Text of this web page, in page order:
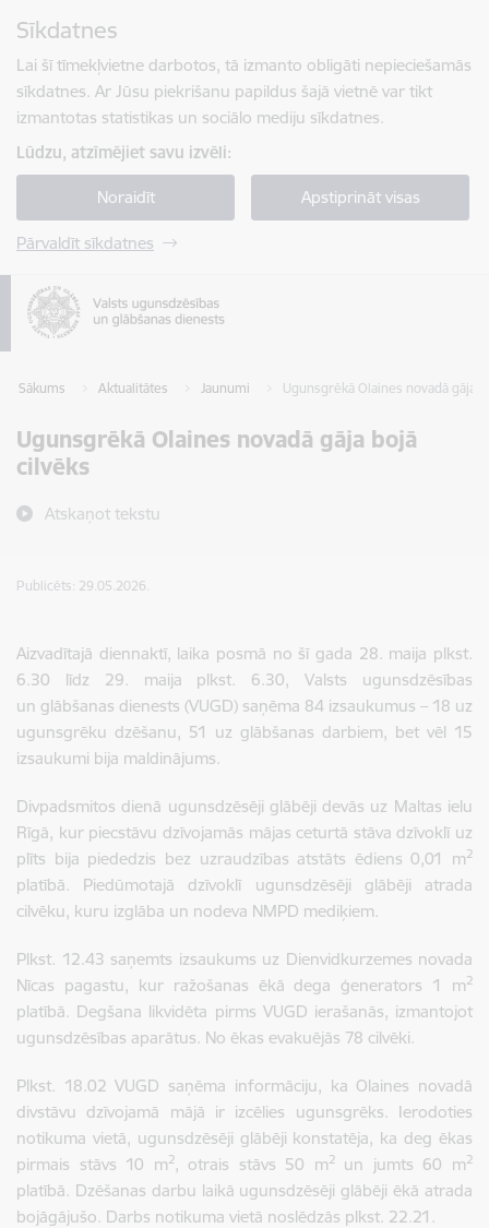
Sīkdatnes
Lai šī tīmekļvietne darbotos, tā izmanto obligāti nepieciešamās
sīkdatnes. Ar Jūsu piekrišanu papildus šajā vietnē var tikt
izmantotas statistikas un sociālo mediju sīkdatnes.
Lūdzu, atzīmējiet savu izvēli:
Noraidīt Apstiprināt visas
Pārvaldīt sīkdatnes
Sākums Aktualitātes Jaunumi Ugunsgrēkā Olaines novadā gāja
Ugunsgrēkā Olaines novadā gāja bojā
cilvēks
Atskaņot tekstu
Publicēts: 29.05.2026.
Aizvadītajā diennaktī, laika posmā no šī gada 28. maija plkst.
6.30 līdz 29. maija plkst. 6.30, Valsts ugunsdzēsības
un glābšanas dienests (VUGD) saņēma 84 izsaukumus – 18 uz
ugunsgrēku dzēšanu, 51 uz glābšanas darbiem, bet vēl 15
izsaukumi bija maldinājums.
Divpadsmitos dienā ugunsdzēsēji glābēji devās uz Maltas ielu
Rīgā, kur piecstāvu dzīvojamās mājas ceturtā stāva dzīvoklī uz
plīts bija piededzis bez uzraudzības atstāts ēdiens 0,01 m2
platībā. Piedūmotajā dzīvoklī ugunsdzēsēji glābēji atrada
cilvēku, kuru izglāba un nodeva NMPD mediķiem.
Plkst. 12.43 saņemts izsaukums uz Dienvidkurzemes novada
Nīcas pagastu, kur ražošanas ēkā dega ģenerators 1 m2
platībā. Degšana likvidēta pirms VUGD ierašanās, izmantojot
ugunsdzēsības aparātus. No ēkas evakuējās 78 cilvēki.
Plkst. 18.02 VUGD saņēma informāciju, ka Olaines novadā
divstāvu dzīvojamā mājā ir izcēlies ugunsgrēks. Ierodoties
notikuma vietā, ugunsdzēsēji glābēji konstatēja, ka deg ēkas
pirmais stāvs 10 m2, otrais stāvs 50 m2un jumts 60 m2
platībā. Dzēšanas darbu laikā ugunsdzēsēji glābēji ēkā atrada
bojāgājušo. Darbs notikuma vietā noslēdzās plkst. 22.21.